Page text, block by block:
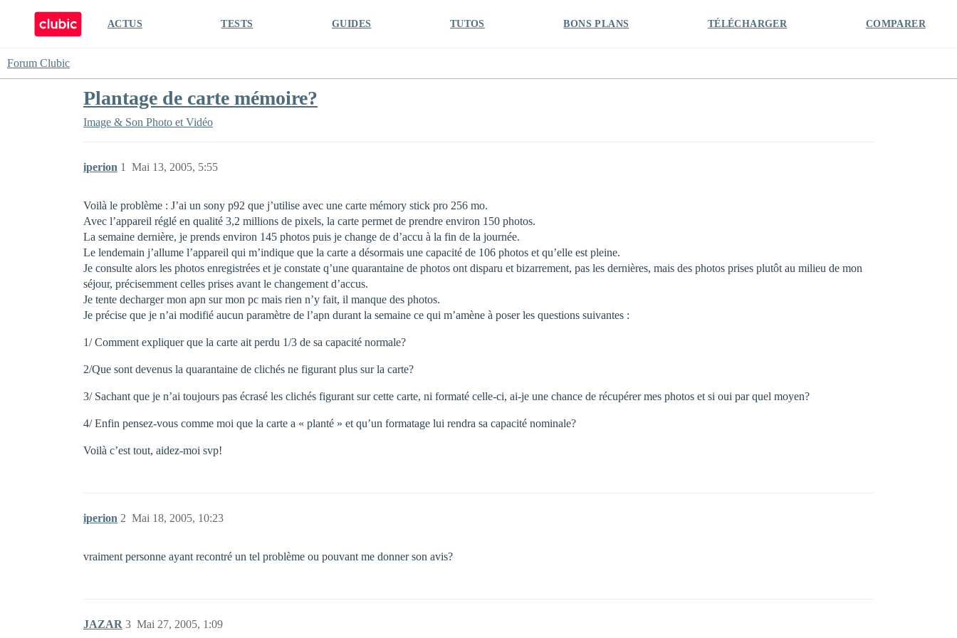
ACTUS TESTS GUIDES TUTOS BONS PLANS TÉLÉCHARGER COMPARER
Forum Clubic
Plantage de carte mémoire?
Image & Son Photo et Vidéo
iperion Mai 13, 2005, 5:55
1
Voilà le problème : J’ai un sony p92 que j’utilise avec une carte mémory stick pro 256 mo.
Avec l’appareil réglé en qualité 3,2 millions de pixels, la carte permet de prendre environ 150 photos.
La semaine dernière, je prends environ 145 photos puis je change de d’accu à la fin de la journée.
Le lendemain j’allume l’appareil qui m’indique que la carte a désormais une capacité de 106 photos et qu’elle est pleine.
Je consulte alors les photos enregistrées et je constate q’une quarantaine de photos ont disparu et bizarrement, pas les dernières, mais des photos prises plutôt au milieu de mon
séjour, précisemment celles prises avant le changement d’accus.
Je tente decharger mon apn sur mon pc mais rien n’y fait, il manque des photos.
Je précise que je n’ai modifié aucun paramètre de l’apn durant la semaine ce qui m’amène à poser les questions suivantes :
1/ Comment expliquer que la carte ait perdu 1/3 de sa capacité normale?
2/Que sont devenus la quarantaine de clichés ne figurant plus sur la carte?
3/ Sachant que je n’ai toujours pas écrasé les clichés figurant sur cette carte, ni formaté celle-ci, ai-je une chance de récupérer mes photos et si oui par quel moyen?
4/ Enfin pensez-vous comme moi que la carte a « planté » et qu’un formatage lui rendra sa capacité nominale?
Voilà c’est tout, aidez-moi svp!
iperion Mai 18, 2005, 10:23
2
vraiment personne ayant recontré un tel problème ou pouvant me donner son avis?
JAZAR Mai 27, 2005, 1:09
3